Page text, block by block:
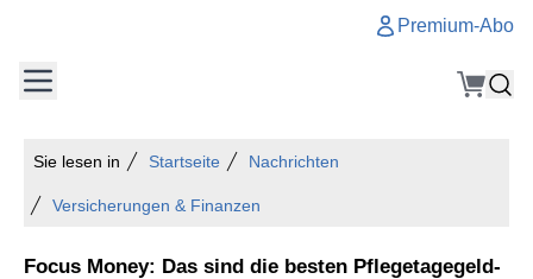
Premium-Abo
Sie lesen in Startseite Nachrichten
Versicherungen & Finanzen
Focus Money: Das sind die besten Pflegetagegeld-